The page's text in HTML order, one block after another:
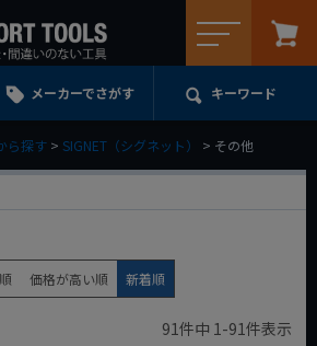
メーカーでさがす キーワード
ら探す SIGNET（シグネット） その他
価格が高い順 新着順
91件中 1-91件表示